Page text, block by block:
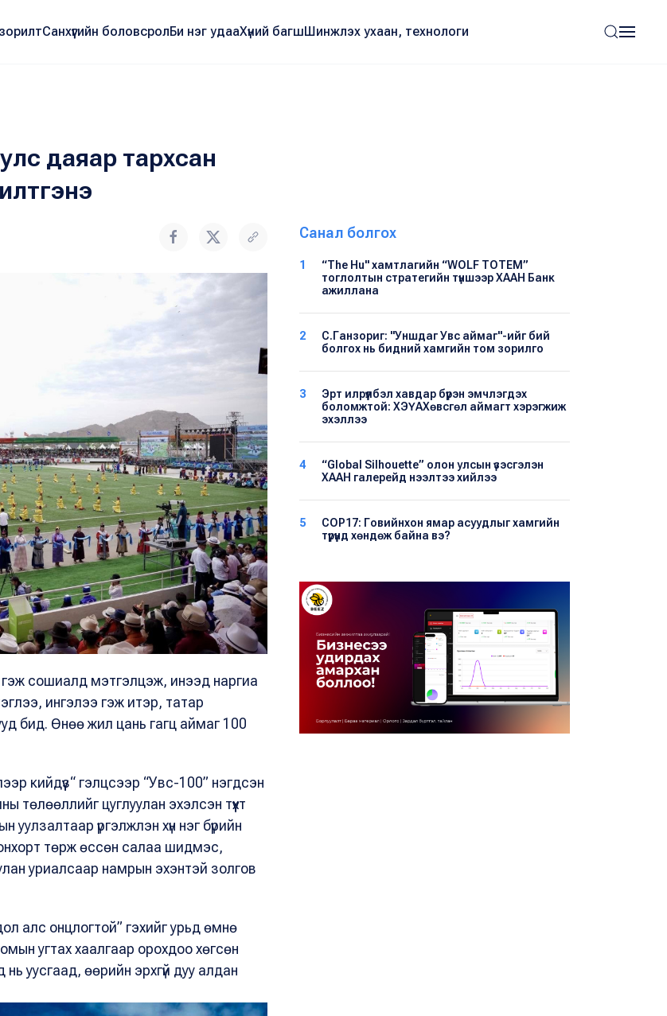
Санхүүгийн боловсролБи нэг удааХүний багшШинжлэх ухаан, технологи
даяар тархсан
гэж сошиалд мэтгэлцэж, инээд наргиа
ингэлээ гэж итэр, татар
бид. Өнөө жил цань гагц аймаг 100
кийдүүз“ гэлцсээр “Увс-100” нэгдсэн
цуглуулан эхэлсэн түүхт
уулзалтаар үргэлжлэн хүн нэг бүрийн
төрж өссөн салаа шидмэс,
уриалсаар намрын эхэнтэй золгов
алс онцлогтой” гэхийг урьд өмнө
угтах хаалгаар орохдоо хөгсөн
уусгаад, өөрийн эрхгүй дуу алдан
Санал болгох
1
“The Hu" хамтлагийн “WOLF TOTEM”
тоглолтын стратегийн түншээр ХААН Банк
ажиллана
2
С.Ганзориг: "Уншдаг Увс аймаг"-ийг бий
болгох нь бидний хамгийн том зорилго
3
Эрт илрүүлбэл хавдар бүрэн эмчлэгдэх
боломжтой: ХЭҮА​Хөвсгөл аймагт хэрэгжиж
эхэллээ
4
“Global Silhouette” олон улсын үзэсгэлэн
ХААН галерейд нээлтээ хийлээ
5
COP17: Говийнхон ямар асуудлыг хамгийн
түрүүнд хөндөж байна вэ?